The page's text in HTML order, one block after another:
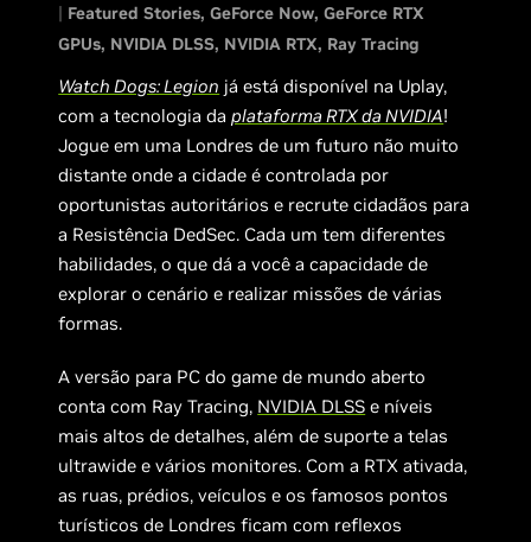
| Featured Stories GeForce Now GeForce RTX
GPUs NVIDIA DLSS NVIDIA RTX Ray Tracing
Watch Dogs: Legion já está disponível na Uplay,
com a tecnologia daplataforma RTX da NVIDIA!
Jogue em uma Londres de um futuro não muito
distante onde a cidade é controlada por
oportunistas autoritários e recrute cidadãos para
a Resistência DedSec. Cada um tem diferentes
habilidades, o que dá a você a capacidade de
explorar o cenário e realizar missões de várias
formas.
A versão para PC do game de mundo aberto
conta com Ray Tracing, NVIDIA DLSS e níveis
mais altos de detalhes, além de suporte a telas
ultrawide e vários monitores. Com a RTX ativada,
as ruas, prédios, veículos e os famosos pontos
turísticos de Londres ficam com reflexos